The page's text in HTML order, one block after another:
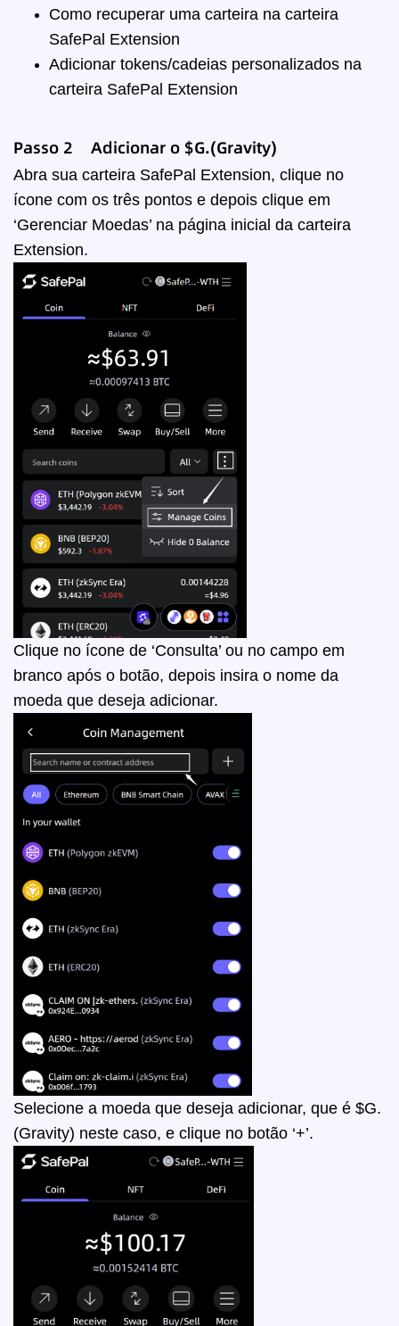
Como recuperar uma carteira na carteira
SafePal Extension
Adicionar tokens/cadeias personalizados na
carteira SafePal Extension
Passo 2 Adicionar o $G.(Gravity)
Abra sua carteira SafePal Extension, clique no
ícone com os três pontos e depois clique em
‘Gerenciar Moedas’ na página inicial da carteira
Extension.
Clique no ícone de ‘Consulta’ ou no campo em
branco após o botão, depois insira o nome da
moeda que deseja adicionar.
Selecione a moeda que deseja adicionar, que é $G.
(Gravity) neste caso, e clique no botão ‘+’.